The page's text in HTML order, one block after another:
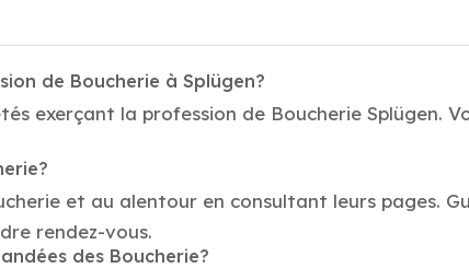
de Boucherie à Splügen?
exerçant la profession de Boucherie Splügen.
et au alentour en consultant leurs pages.
rendez-vous.
des Boucherie?